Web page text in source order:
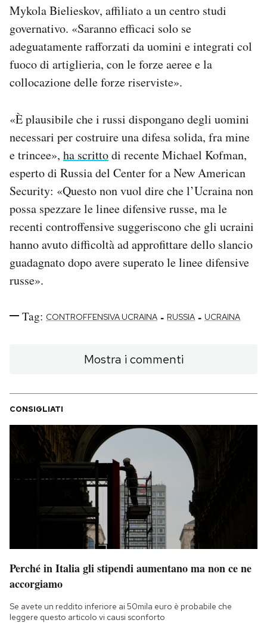
Mykola Bielieskov, affiliato a un centro studi
governativo. «Saranno efficaci solo se
adeguatamente rafforzati da uomini e integrati col
fuoco di artiglieria, con le forze aeree e la
collocazione delle forze riserviste».
«È plausibile che i russi dispongano degli uomini
necessari per costruire una difesa solida, fra mine
e trincee», ha scrittodi recente Michael Kofman,
esperto di Russia del Center for a New American
Security: «Questo non vuol dire che l’Ucraina non
possa spezzare le linee difensive russe, ma le
recenti controffensive suggeriscono che gli ucraini
hanno avuto difficoltà ad approfittare dello slancio
guadagnato dopo avere superato le linee difensive
russe».
Tag: CONTROFFENSIVA UCRAINA - RUSSIA - UCRAINA
Mostra i commenti
CONSIGLIATI
Perché in Italia gli stipendi aumentano ma non ce ne
accorgiamo
Se avete un reddito inferiore ai 50mila euro è probabile che
leggere questo articolo vi causi sconforto